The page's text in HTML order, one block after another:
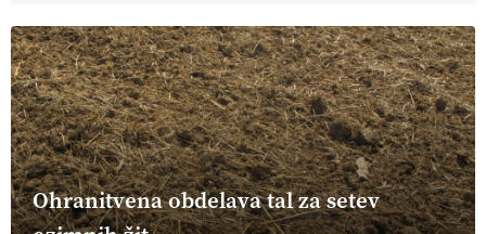
[EKOloško = LOGIČNO ]
Za uspešno ohranjanje travišč sta
ključna kmetijstvo
in predvsem reja travojedih živali
. VEČ
https://t.co/YvDmY3UNng @EUAgri #IMCAP #CAP
https://t.co/Wz0y1nUcWl
21.07.2026
Ohranitvena obdelava tal za setev